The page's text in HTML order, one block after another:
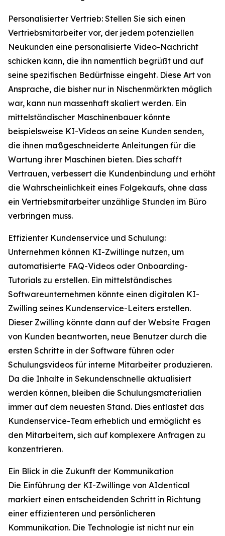
Personalisierter Vertrieb: Stellen Sie sich einen
Vertriebsmitarbeiter vor, der jedem potenziellen
Neukunden eine personalisierte Video-Nachricht
schicken kann, die ihn namentlich begrüßt und auf
seine spezifischen Bedürfnisse eingeht. Diese Art von
Ansprache, die bisher nur in Nischenmärkten möglich
war, kann nun massenhaft skaliert werden. Ein
mittelständischer Maschinenbauer könnte
beispielsweise KI-Videos an seine Kunden senden,
die ihnen maßgeschneiderte Anleitungen für die
Wartung ihrer Maschinen bieten. Dies schafft
Vertrauen, verbessert die Kundenbindung und erhöht
die Wahrscheinlichkeit eines Folgekaufs, ohne dass
ein Vertriebsmitarbeiter unzählige Stunden im Büro
verbringen muss.
Effizienter Kundenservice und Schulung:
Unternehmen können KI-Zwillinge nutzen, um
automatisierte FAQ-Videos oder Onboarding-
Tutorials zu erstellen. Ein mittelständisches
Softwareunternehmen könnte einen digitalen KI-
Zwilling seines Kundenservice-Leiters erstellen.
Dieser Zwilling könnte dann auf der Website Fragen
von Kunden beantworten, neue Benutzer durch die
ersten Schritte in der Software führen oder
Schulungsvideos für interne Mitarbeiter produzieren.
Da die Inhalte in Sekundenschnelle aktualisiert
werden können, bleiben die Schulungsmaterialien
immer auf dem neuesten Stand. Dies entlastet das
Kundenservice-Team erheblich und ermöglicht es
den Mitarbeitern, sich auf komplexere Anfragen zu
konzentrieren.
Ein Blick in die Zukunft der Kommunikation
Die Einführung der KI-Zwillinge von AIdentical
markiert einen entscheidenden Schritt in Richtung
einer effizienteren und persönlicheren
Kommunikation. Die Technologie ist nicht nur ein